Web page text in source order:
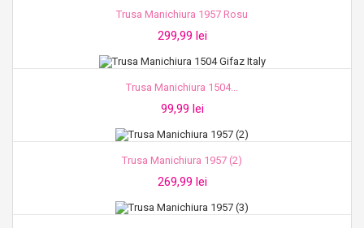
Trusa Manichiura 1957 Rosu
299,99 lei
Trusa Manichiura 1504...
99,99 lei
Trusa Manichiura 1957 (2)
269,99 lei